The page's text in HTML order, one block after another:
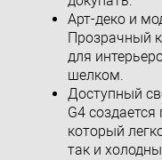
Арт-деко и
Прозрачный
для
шелком.
Доступный
G4
который
так и